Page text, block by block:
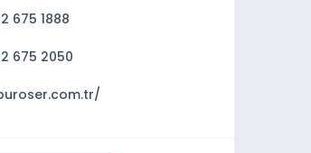
675 1888
675 2050